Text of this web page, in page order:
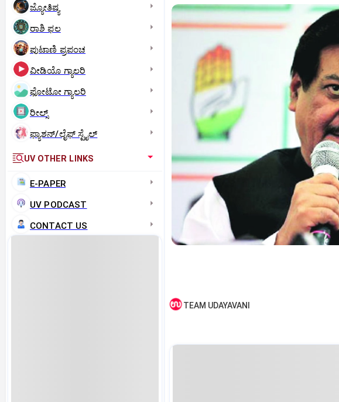
ಜ್ಯೋತಿಷ್ಯ
ರಾಶಿ ಫಲ
ಪುಟಾಣಿ ಪ್ರಪಂಚ
ವೀಡಿಯೊ ಗ್ಯಾಲರಿ
ಫೋಟೋ ಗ್ಯಾಲರಿ
ರೀಲ್ಸ್
ಫ್ಯಾಶನ್/ಲೈಫ್‌ ಸ್ಟೈಲ್
UV OTHER LINKS
E-PAPER
UV PODCAST
CONTACT US
TEAM UDAYAVANI